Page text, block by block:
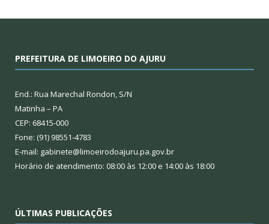
PREFEITURA DE LIMOEIRO DO AJURU
End.: Rua Marechal Rondon, S/N
Matinha – PA
CEP: 68415-000
Fone: (91) 98551-4783
E-mail: gabinete@limoeirodoajuru.pa.gov.br
Horário de atendimento: 08:00 às 12:00 e 14:00 às 18:00
ÚLTIMAS PUBLICAÇÕES